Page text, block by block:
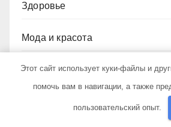
Здоровье
Мода и красота
Новости плюс
Этот сайт использует куки-файлы и
помочь вам в навигации, а также
пользовательский опыт.